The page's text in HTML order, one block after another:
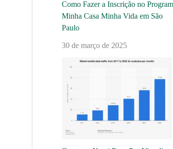
Como Fazer a Inscrição no
Minha Casa Minha Vida em São
Paulo
30 de março de 2025